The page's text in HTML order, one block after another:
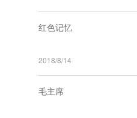
红色记忆
2018/8/14
毛主席